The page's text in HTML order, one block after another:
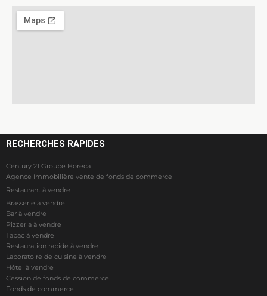
RECHERCHES RAPIDES
Century 21 Groupe Horeca
Agence Immobilière vente de fonds de commerce
Restaurant à vendre
Brasserie à vendre
Bar à vendre
Pizzeria à vendre
Tabac à vendre
Restauration rapide à vendre
Laboratoire de cuisine à vendre
Hôtel à vendre
Cession de fonds de commerce
Fonds de commerce